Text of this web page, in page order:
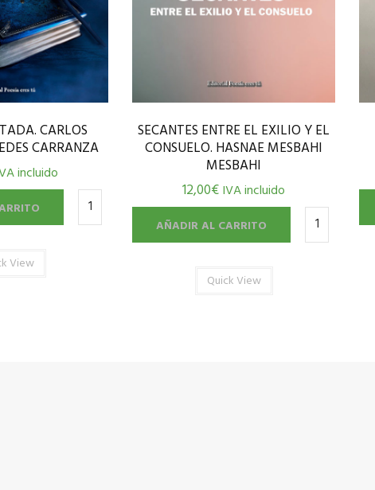
CARLOS
CARRANZA
incluido
View
SECANTES ENTRE EL EXILIO Y EL
CONSUELO. HASNAE MESBAHI
MESBAHI
12,00€IVA incluido
AÑADIR AL CARRITO
Quick View